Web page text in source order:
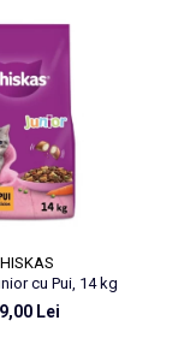
cu Pui, 14 kg
Lei